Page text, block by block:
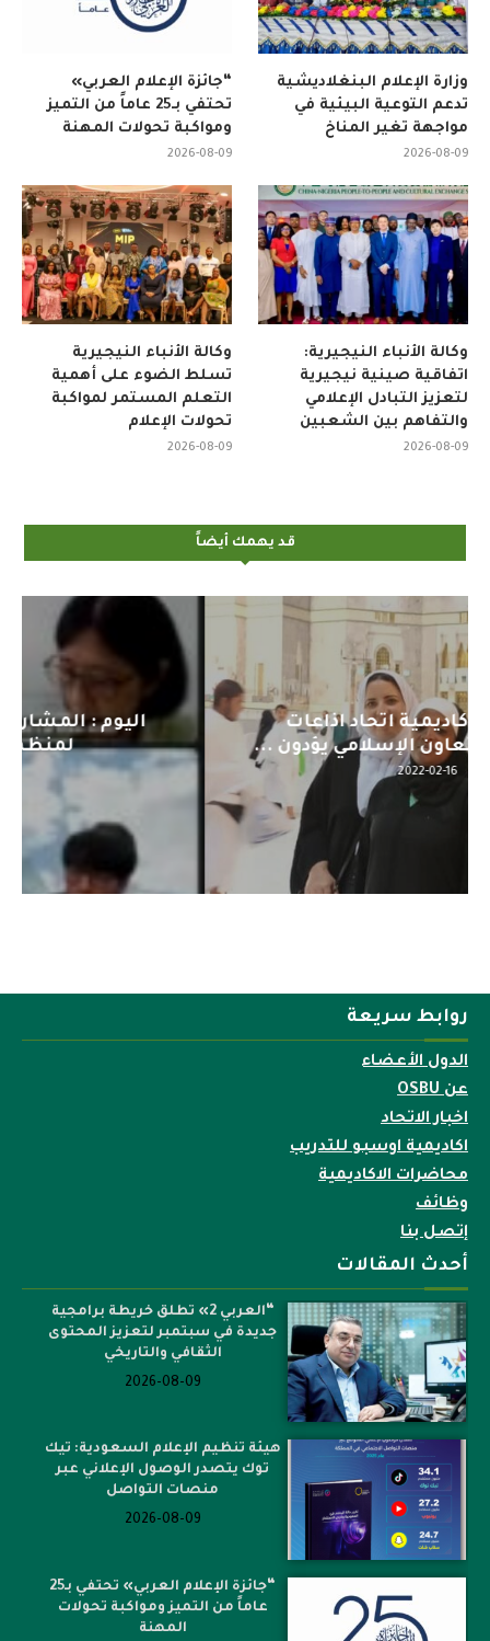
“جائزة الإعلام العربي»
تحتفي بـ25 عاماً من التميز
ومواكبة تحولات المهنة
2026-08-09
وزارة الإعلام البنغلاديشية
تدعم التوعية البيئية في
مواجهة تغير المناخ
2026-08-09
وكالة الأنباء النيجيرية
تسلط الضوء على أهمية
التعلم المستمر لمواكبة
تحولات الإعلام
2026-08-09
وكالة الأنباء النيجيرية:
اتفاقية صينية نيجيرية
لتعزيز التبادل الإعلامي
والتفاهم بين الشعبين
2026-08-09
قد يهمك أيضاً
اليوم : المشاركة بالاجتماع التحضيري
لمنظمي قمة اسيا...
2022-04-12
روابط سريعة
الدول الأعضاء
عن OSBU
اخبار الاتحاد
اكاديمية اوسبو للتدريب
محاضرات الاكاديمية
وظائف
إتصل بنا
أحدث المقالات
“العربي 2» تطلق خريطة برامجية
جديدة في سبتمبر لتعزيز المحتوى
الثقافي والتاريخي
2026-08-09
هيئة تنظيم الإعلام السعودية: تيك
توك يتصدر الوصول الإعلاني عبر
منصات التواصل
2026-08-09
“جائزة الإعلام العربي» تحتفي بـ25
عاماً من التميز ومواكبة تحولات
المهنة